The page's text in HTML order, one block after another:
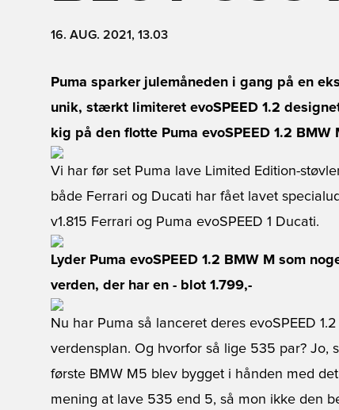
16. AUG. 2021, 13.03
Puma sparker julemåneden i gang på en
unik, stærkt limiteret evoSPEED 1.2
kig på den flotte Puma evoSPEED 1.2 BMW
Vi har før set Puma lave Limited Edition-
både Ferrari og Ducati har fået lavet
v1.815 Ferrari og Puma evoSPEED 1 Ducati.
Lyder Puma evoSPEED 1.2 BMW M som
verden, der har en - blot 1.799,-
Nu har Puma så lanceret deres evoSPEED
verdensplan. Og hvorfor så lige 535 par? Jo,
første BMW M5 blev bygget i hånden med
mening at lave 535 end 5, så mon ikke den